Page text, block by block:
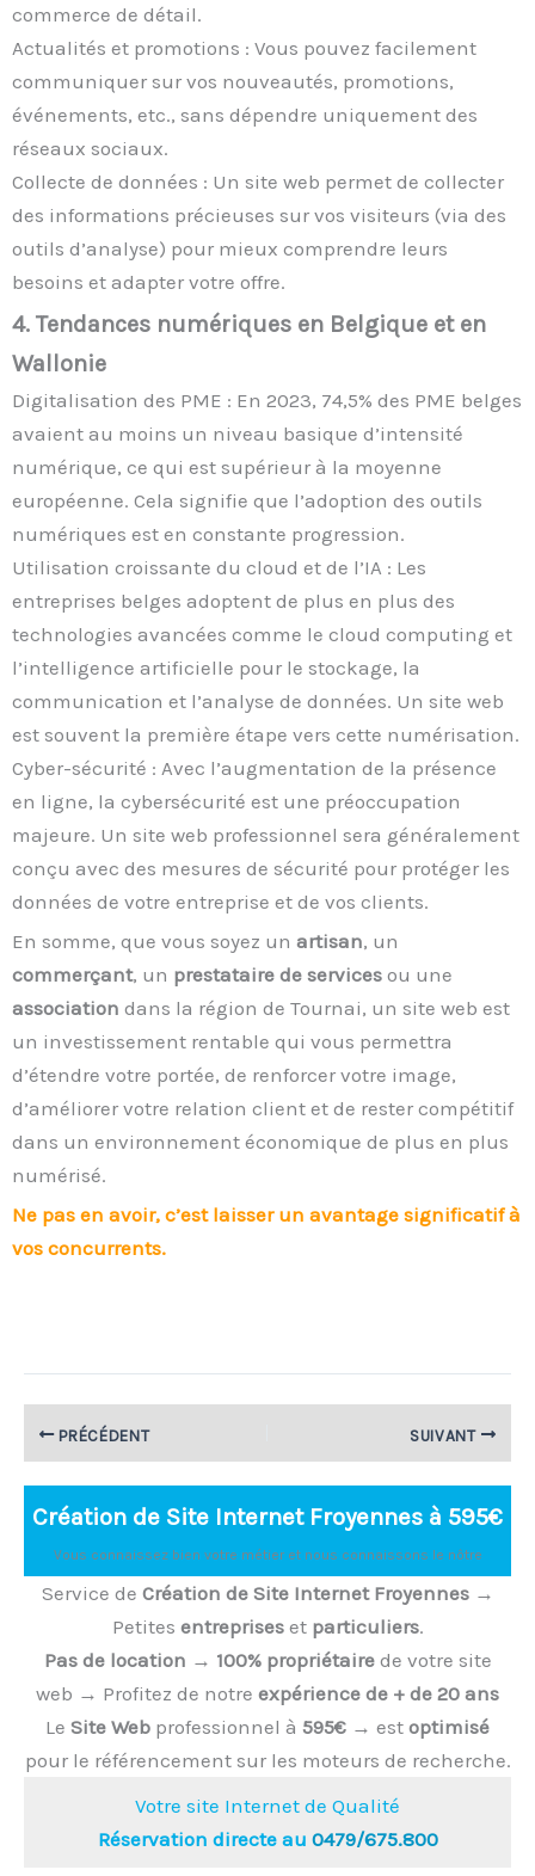
commerce de détail.
Actualités et promotions : Vous pouvez facilement
communiquer sur vos nouveautés, promotions,
événements, etc., sans dépendre uniquement des
réseaux sociaux.
Collecte de données : Un site web permet de collecter
des informations précieuses sur vos visiteurs (via des
outils d’analyse) pour mieux comprendre leurs
besoins et adapter votre offre.
4. Tendances numériques en Belgique et en
Wallonie
Digitalisation des PME : En 2023, 74,5% des PME belges
avaient au moins un niveau basique d’intensité
numérique, ce qui est supérieur à la moyenne
européenne. Cela signifie que l’adoption des outils
numériques est en constante progression.
Utilisation croissante du cloud et de l’IA : Les
entreprises belges adoptent de plus en plus des
technologies avancées comme le cloud computing et
l’intelligence artificielle pour le stockage, la
communication et l’analyse de données. Un site web
est souvent la première étape vers cette numérisation.
Cyber-sécurité : Avec l’augmentation de la présence
en ligne, la cybersécurité est une préoccupation
majeure. Un site web professionnel sera généralement
conçu avec des mesures de sécurité pour protéger les
données de votre entreprise et de vos clients.
En somme, que vous soyez un artisan, un
commerçant, un prestataire de services ou une
association dans la région de Tournai, un site web est
un investissement rentable qui vous permettra
d’étendre votre portée, de renforcer votre image,
d’améliorer votre relation client et de rester compétitif
dans un environnement économique de plus en plus
numérisé.
Ne pas en avoir, c’est laisser un avantage significatif à
vos concurrents.
PRÉCÉDENT SUIVANT
Création de Site Internet Froyennes à 595€
Vous connaissez bien votre métier et nous connaissons le nôtre
Service de Création de Site Internet Froyennes→
Petites entrepriseset particuliers.
Pas de location → 100% propriétairede votre site
web → Profitez de notre expérience de + de 20 ans
Le Site Web professionnel à 595€ → est optimisé
pour le référencement sur les moteurs de recherche.
Votre site Internet de Qualité
Réservation directe au 0479/675.800